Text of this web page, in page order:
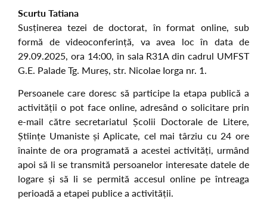
Scurtu Tatiana
Susținerea tezei de doctorat, în format online, sub
formă de videoconferință, va avea loc în data de
29.09.2025, ora 14:00, în sala R31A din cadrul UMFST
G.E. Palade Tg. Mureș, str. Nicolae Iorga nr. 1.
Persoanele care doresc să participe la etapa publică a
activității o pot face online, adresând o solicitare prin
e-mail către secretariatul Școlii Doctorale de Litere,
Științe Umaniste și Aplicate, cel mai târziu cu 24 ore
înainte de ora programată a acestei activități, urmând
apoi să li se transmită persoanelor interesate datele de
logare și să li se permită accesul online pe întreaga
perioadă a etapei publice a activității.